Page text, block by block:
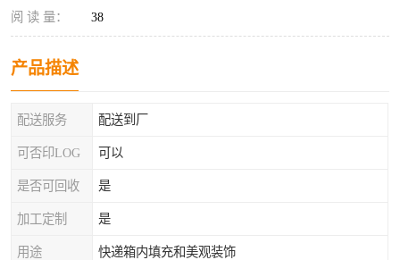
阅 读 量： 38
产品描述
配送服务 配送到厂
可否印LOG 可以
是否可回收 是
加工定制 是
用途 快递箱内填充和美观装饰